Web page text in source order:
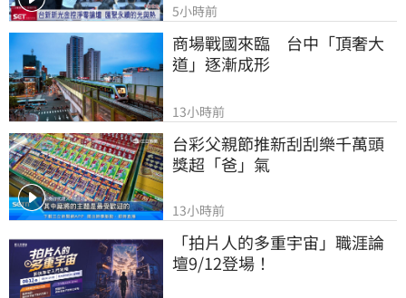
5小時前
商場戰國來臨　台中「頂奢大
道」逐漸成形
13小時前
台彩父親節推新刮刮樂千萬頭
獎超「爸」氣
13小時前
「拍片人的多重宇宙」職涯論
壇9/12登場！